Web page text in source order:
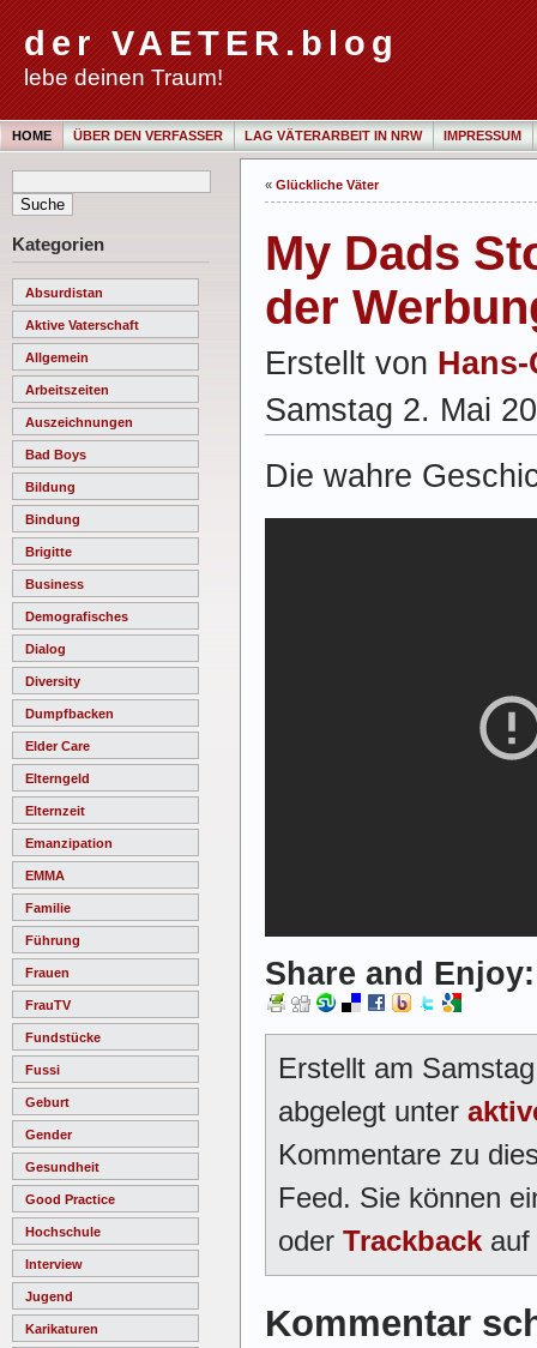
der VAETER.blog
lebe deinen Traum!
HOME ÜBER DEN VERFASSER LAG VÄTERARBEIT IN NRW IMPRESSUM
Kategorien
Absurdistan
Aktive Vaterschaft
Allgemein
Arbeitszeiten
Auszeichnungen
Bad Boys
Bildung
Bindung
Brigitte
Business
Demografisches
Dialog
Diversity
Dumpfbacken
Elder Care
Elterngeld
Elternzeit
Emanzipation
EMMA
Familie
Führung
Frauen
FrauTV
Fundstücke
Fussi
Geburt
Gender
Gesundheit
Good Practice
Hochschule
Interview
Jugend
Karikaturen
« Glückliche Väter
My Dads
der
Erstellt von
Samstag 2. Mai
Die wahre
Share and Enjoy:
Erstellt am
abgelegt unter
Kommentare zu
Feed. Sie können
oder Trackback
Kommentar